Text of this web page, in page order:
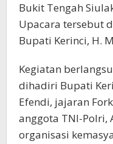
Bukit Tengah
Upacara tersebut
Bupati Kerinci, H.
Kegiatan
dihadiri Bupati
Efendi, jajaran
anggota TNI-Polri,
organisasi